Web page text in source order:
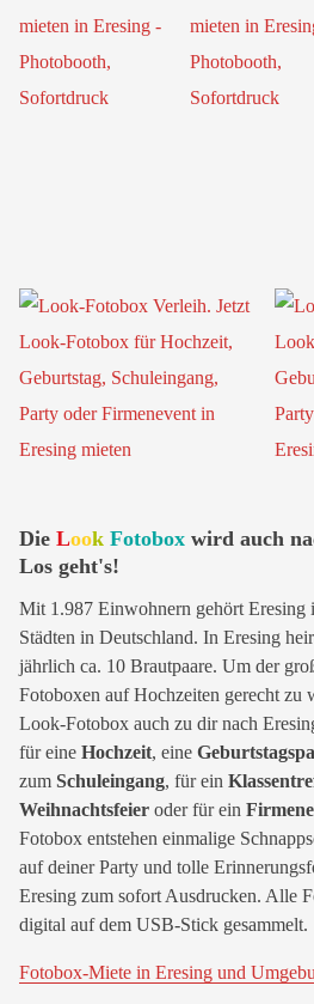
Die Look Fotobox wird auch
Los geht's!
Mit 1.987 Einwohnern gehört Eresing
Städten in Deutschland. In Eresing
jährlich ca. 10 Brautpaare. Um der
Fotoboxen auf Hochzeiten gerecht zu
Look-Fotobox auch zu dir nach
für eine Hochzeit, eine
zum Schuleingang, für ein
Weihnachtsfeier oder für ein
Fotobox entstehen einmalige
auf deiner Party und tolle
Eresing zum sofort Ausdrucken. Alle
digital auf dem USB-Stick gesammelt.
Fotobox-Miete in Eresing und